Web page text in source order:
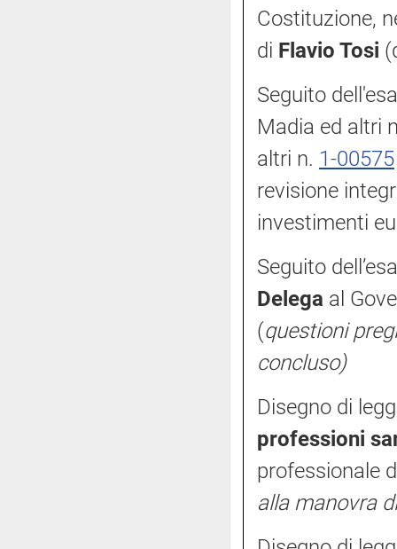
Costituzione,
di Flavio Tosi
Seguito
Madia ed altri
altri n. 1-00575
revisione
investimenti
Seguito
Delega al
(questioni
concluso)
Disegno di
professioni
professionale
alla manovra